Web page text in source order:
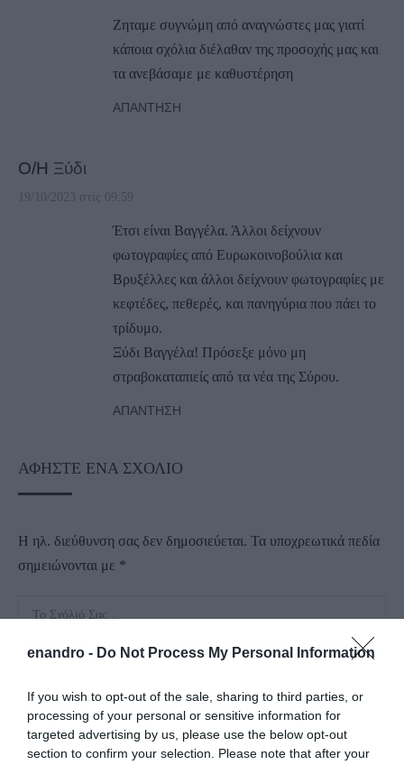
enandro - Do Not Process My Personal Information
If you wish to opt-out of the sale, sharing to third parties, or
processing of your personal or sensitive information for
targeted advertising by us, please use the below opt-out
section to confirm your selection. Please note that after your
Ζηταμε συγνώμη από αναγνώστες μας γιατί
κάποια σχόλια διέλαθαν της προσοχής μας και
τα ανεβάσαμε με καθυστέρηση
ΑΠΆΝΤΗΣΗ
Ο/Η Ξύδι
19/10/2023 στις 09:59
Έτσι είναι Βαγγέλα. Άλλοι δείχνουν
φωτογραφίες από Ευρωκοινοβούλια και
Βρυξέλλες και άλλοι δείχνουν φωτογραφίες με
κεφτέδες, πεθερές, και πανηγύρια που πάει το
τρίδυμο.
Ξύδι Βαγγέλα! Πρόσεξε μόνο μη
στραβοκαταπιείς από τα νέα της Σύρου.
ΑΠΆΝΤΗΣΗ
ΑΦΉΣΤΕ ΈΝΑ ΣΧΌΛΙΟ
Η ηλ. διεύθυνση σας δεν δημοσιεύεται. Τα υποχρεωτικά πεδία
σημειώνονται με *